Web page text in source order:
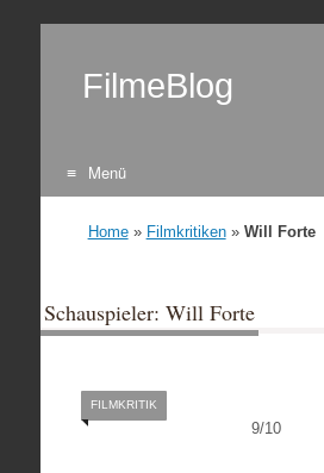
FilmeBlog
Menü
Home» Filmkritiken» Will Forte
Schauspieler: Will Forte
9/10
FILMKRITIK